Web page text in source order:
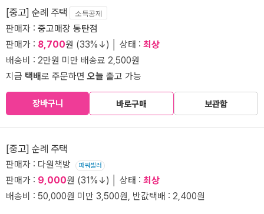
[중고] 순례 주택 소득공제
판매자 : 중고매장 동탄점
판매가 : 8,700원 (33%↓) │ 상태 : 최상
배송비 : 2만원 미만 배송료 2,500원
지금 택배로 주문하면오늘 출고 가능
장바구니 바로구매 보관함
[중고] 순례 주택
판매자 : 다원책방 파워셀러
판매가 : 9,000원 (31%↓) │ 상태 : 최상
배송비 : 50,000원 미만 3,500원, 반값택배 : 2,400원